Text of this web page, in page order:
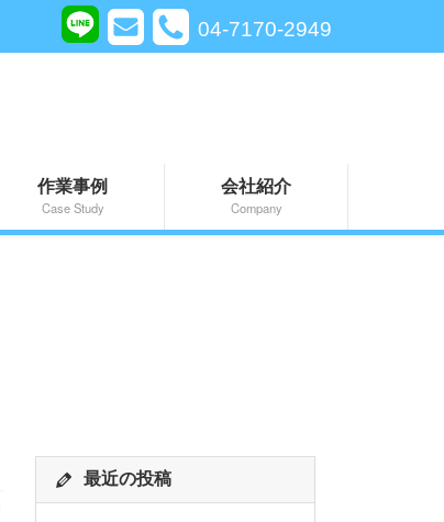
04-7170-2949
作業事例
Case Study
会社紹介
Company
最近の投稿